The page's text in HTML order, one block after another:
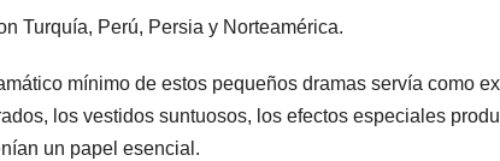
Turquía, Perú, Persia y Norteamérica.
mínimo de estos pequeños dramas servía como
los vestidos suntuosos, los efectos especiales
un papel esencial.